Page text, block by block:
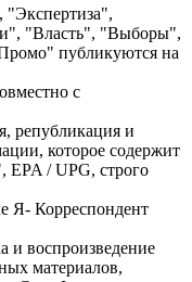
"Власть", "Выборы",
публикуются на
с
републикация и
которое содержит
EPA / UPG, строго
Я- Корреспондент
и воспроизведение
материалов,